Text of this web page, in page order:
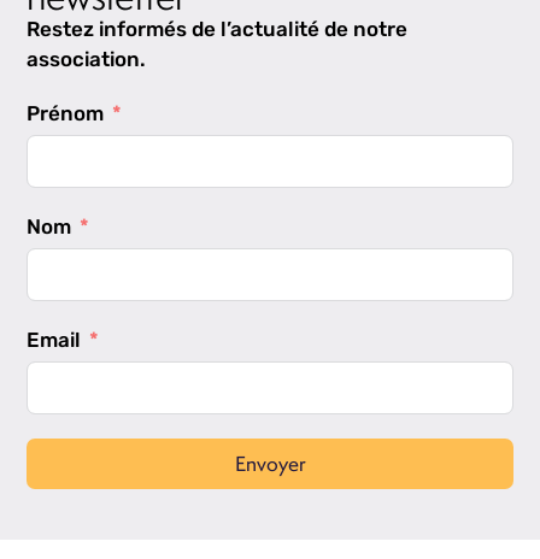
Restez informés de l’actualité de notre
association.
Prénom
Nom
Email
Envoyer